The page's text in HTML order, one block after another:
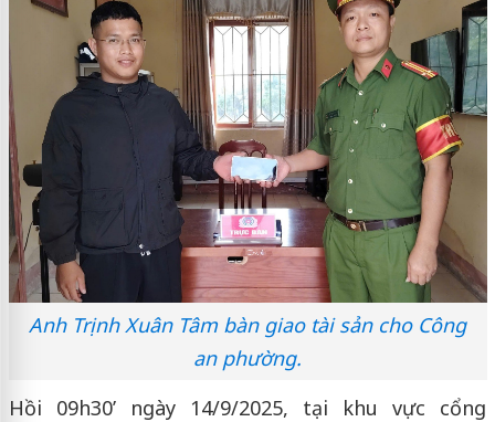
Anh Trịnh Xuân Tâm bàn giao tài sản cho Công
an phường.
Hồi 09h30’ ngày 14/9/2025, tại khu vực cổng